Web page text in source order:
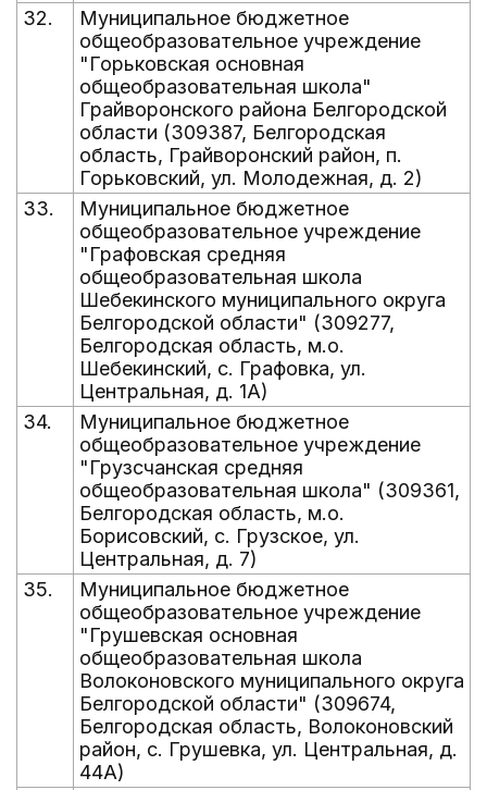
32.
Муниципальное бюджетное
общеобразовательное учреждение
"Горьковская основная
общеобразовательная школа"
Грайворонского района Белгородской
области (309387, Белгородская
область, Грайворонский район, п.
Горьковский, ул. Молодежная, д. 2)
33.
Муниципальное бюджетное
общеобразовательное учреждение
"Графовская средняя
общеобразовательная школа
Шебекинского муниципального округа
Белгородской области" (309277,
Белгородская область, м.о.
Шебекинский, с. Графовка, ул.
Центральная, д. 1А)
34.
Муниципальное бюджетное
общеобразовательное учреждение
"Грузсчанская средняя
общеобразовательная школа" (309361,
Белгородская область, м.о.
Борисовский, с. Грузское, ул.
Центральная, д. 7)
35.
Муниципальное бюджетное
общеобразовательное учреждение
"Грушевская основная
общеобразовательная школа
Волоконовского муниципального округа
Белгородской области" (309674,
Белгородская область, Волоконовский
район, с. Грушевка, ул. Центральная, д.
44А)